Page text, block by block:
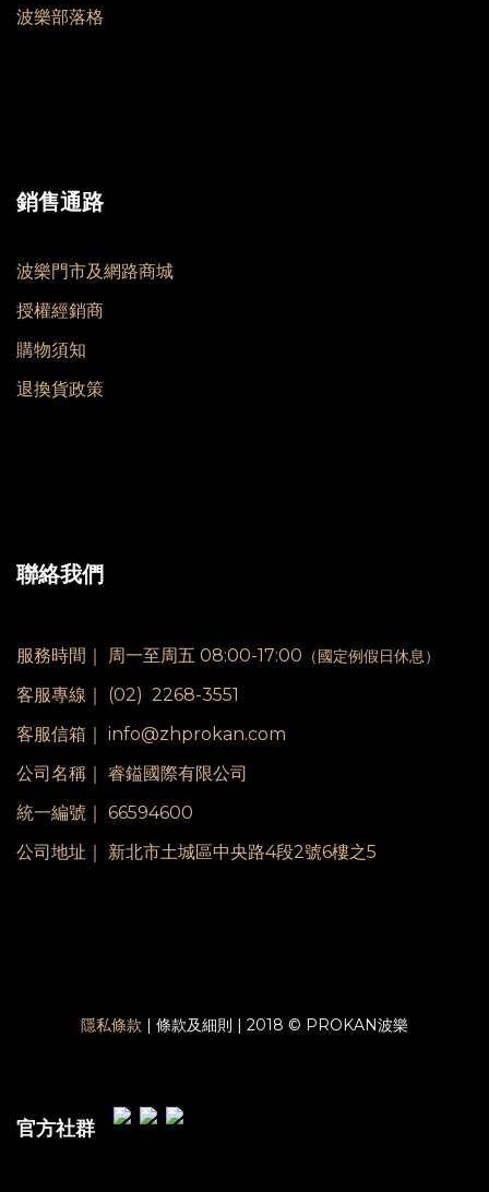
波樂部落格
銷售通路
波樂門市及網路商城
授權經銷商
購物須知
退換貨政策
聯絡我們
服務時間｜ 周一至周五 08:00-17:00 （國定例假日休息）
客服專線｜ (02) 2268-3551
客服信箱｜ info@zhprokan.com
公司名稱｜ 睿鎰國際有限公司
統一編號｜ 66594600
公司地址｜ 新北市土城區中央路4段2號6樓之5
隱私條款 | 條款及細則 | 2018 © PROKAN波樂
官方社群